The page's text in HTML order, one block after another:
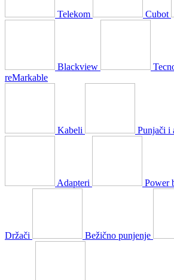
Telekom Cubot
Blackview
reMarkable
Kabeli Punjači i
Adapteri Power
Držači Bežično punjenje